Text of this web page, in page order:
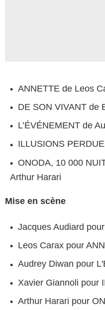
ANNETTE de Leos
DE SON VIVANT de
L’ÉVÉNEMENT de
ILLUSIONS
ONODA, 10 000
Arthur Harari
Mise en scène
Jacques Audiard
Leos Carax pour
Audrey Diwan pour
Xavier Giannoli pour
Arthur Harari pour